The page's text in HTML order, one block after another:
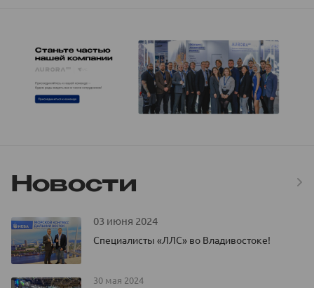
Новости
03 июня 2024
Специалисты «ЛЛС» во Владивостоке!
30 мая 2024